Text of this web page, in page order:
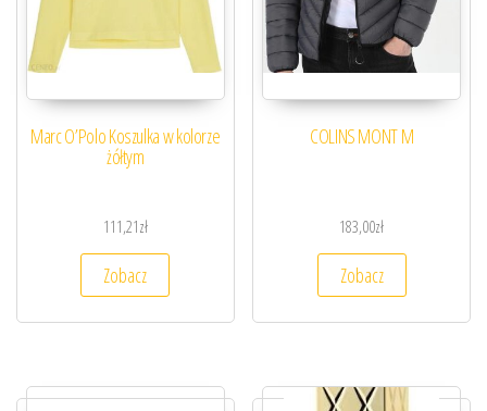
Marc O’Polo Koszulka w kolorze
żółtym
111,21zł
Zobacz
COLINS MONT M
183,00zł
Zobacz